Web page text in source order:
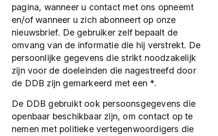
pagina, wanneer u contact met ons opneemt
en/of wanneer u zich abonneert op onze
nieuwsbrief. De gebruiker zelf bepaalt de
omvang van de informatie die hij verstrekt. De
persoonlijke gegevens die strikt noodzakelijk
zijn voor de doeleinden die nagestreefd door
de DDB zijn gemarkeerd met een *.
De DDB gebruikt ook persoonsgegevens die
openbaar beschikbaar zijn, om contact op te
nemen met politieke vertegenwoordigers die